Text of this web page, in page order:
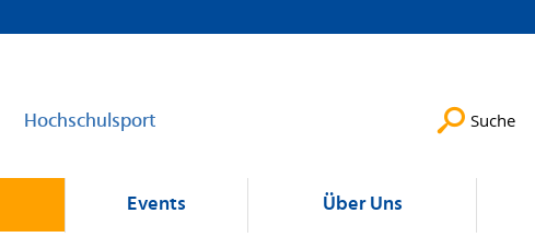
Hochschulsport Suche
Events Über Uns